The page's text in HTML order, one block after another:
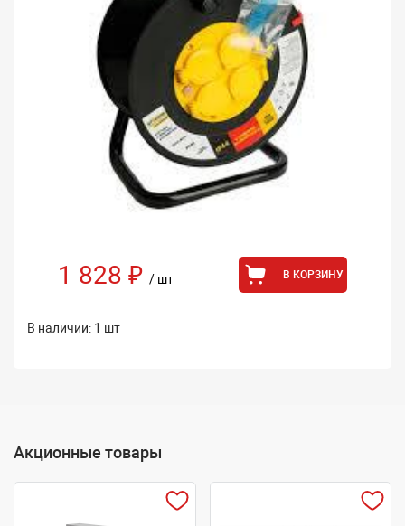
1 828 ₽ / шт В КОРЗИНУ
В наличии: 1 шт
Акционные товары